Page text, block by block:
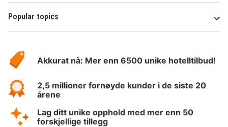
Popular topics
Hotelspecials
Akkurat nå: Mer enn 6500 unike hotelltilbud!
2,5 millioner fornøyde kunder i de siste 20
årene
Lag ditt unike opphold med mer enn 50
forskjellige tillegg